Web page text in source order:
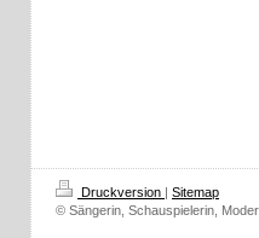
Druckversion
Sitemap
© Sängerin, Schauspielerin,